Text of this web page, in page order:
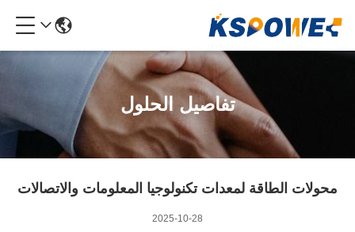
تفاصيل الحلول
محولات الطاقة لمعدات تكنولوجيا المعلومات والاتصالات
2025-10-28